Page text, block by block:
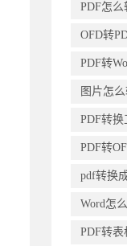
PDF怎么
OFD转
PDF转
图片怎
PDF转换
PDF转
pdf转换
Word怎
PDF转表